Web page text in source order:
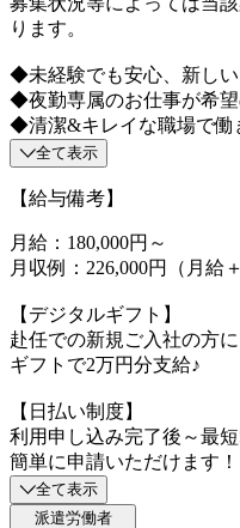
ります。
◆未経験でも安心、新し
◆夜勤専属のお仕事が希
◆清潔&キレイな職場で働
全て表示
【給与備考】
月給：180,000円～
月収例：226,000円（月給
【デジタルギフト】
赴任での新規ご入社の方
ギフトで2万円分支給♪
【日払い制度】
利用申し込み完了後～最
簡単に申請いただけます
全て表示
派遣労働者